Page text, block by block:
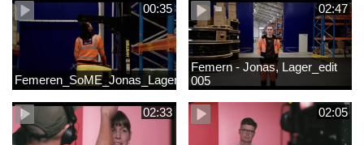
00:35
Femeren_SoME_Jonas_Lager
02:47
Femern - Jonas, Lager_edit
005
02:33 02:05